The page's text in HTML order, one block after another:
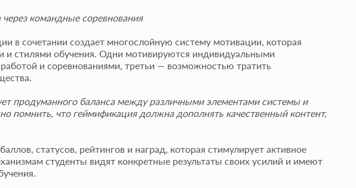
командные соревнования
в сочетании создает многослойную систему мотивации, которая
и стилями обучения. Одни мотивируются индивидуальными
и соревнованиями, третьи — возможностью тратить
продуманного баланса между различными элементами системы и
помнить, что геймификация должна дополнять качественный контент,
статусов, рейтингов и наград, которая стимулирует активное
студенты видят конкретные результаты своих усилий и имеют